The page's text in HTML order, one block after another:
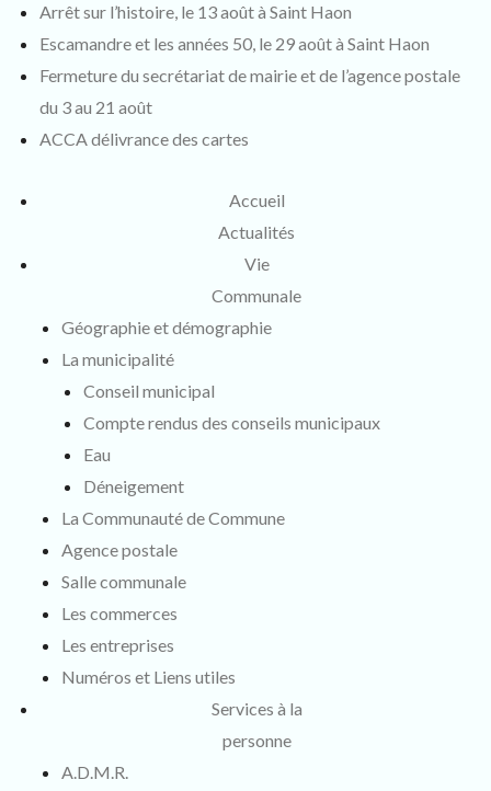
Arrêt sur l’histoire, le 13 août à Saint Haon
Escamandre et les années 50, le 29 août à Saint Haon
Fermeture du secrétariat de mairie et de l’agence postale
du 3 au 21 août
ACCA délivrance des cartes
Accueil
Actualités
Vie
Communale
Géographie et démographie
La municipalité
Conseil municipal
Compte rendus des conseils municipaux
Eau
Déneigement
La Communauté de Commune
Agence postale
Salle communale
Les commerces
Les entreprises
Numéros et Liens utiles
Services à la
personne
A.D.M.R.